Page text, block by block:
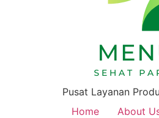
Pusat Layanan
Home
About